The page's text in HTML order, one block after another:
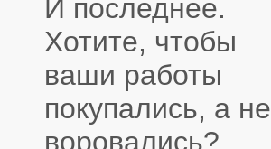
И последнее.
Хотите, чтобы
ваши работы
покупались, а не
воровались?